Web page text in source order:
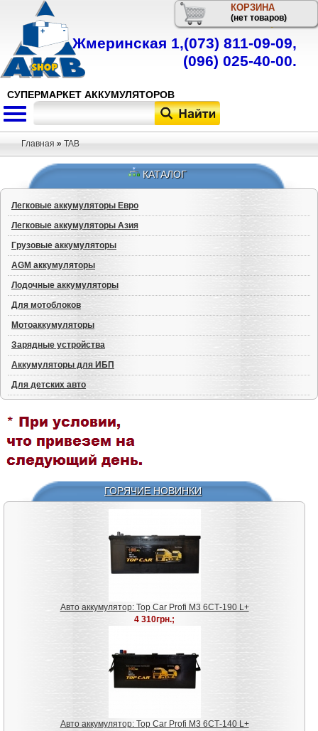
КОРЗИНА
(нет товаров)
СУПЕРМАРКЕТ АККУМУЛЯТОРОВ
Телефон
Жмеринская 1,(073) 811-09-09,
(096) 025-40-00.
Главная » TAB
КАТАЛОГ
Легковые аккумуляторы Евро
Легковые аккумуляторы Азия
Грузовые аккумуляторы
AGM аккумуляторы
Лодочные аккумуляторы
Для мотоблоков
Мотоаккумуляторы
Зарядные устройства
Аккумуляторы для ИБП
Для детских авто
ГОРЯЧИЕ НОВИНКИ
Авто аккумулятор: Top Car Profi M3 6СТ-190 L+
4 310грн.;
Авто аккумулятор: Top Car Profi M3 6СТ-140 L+